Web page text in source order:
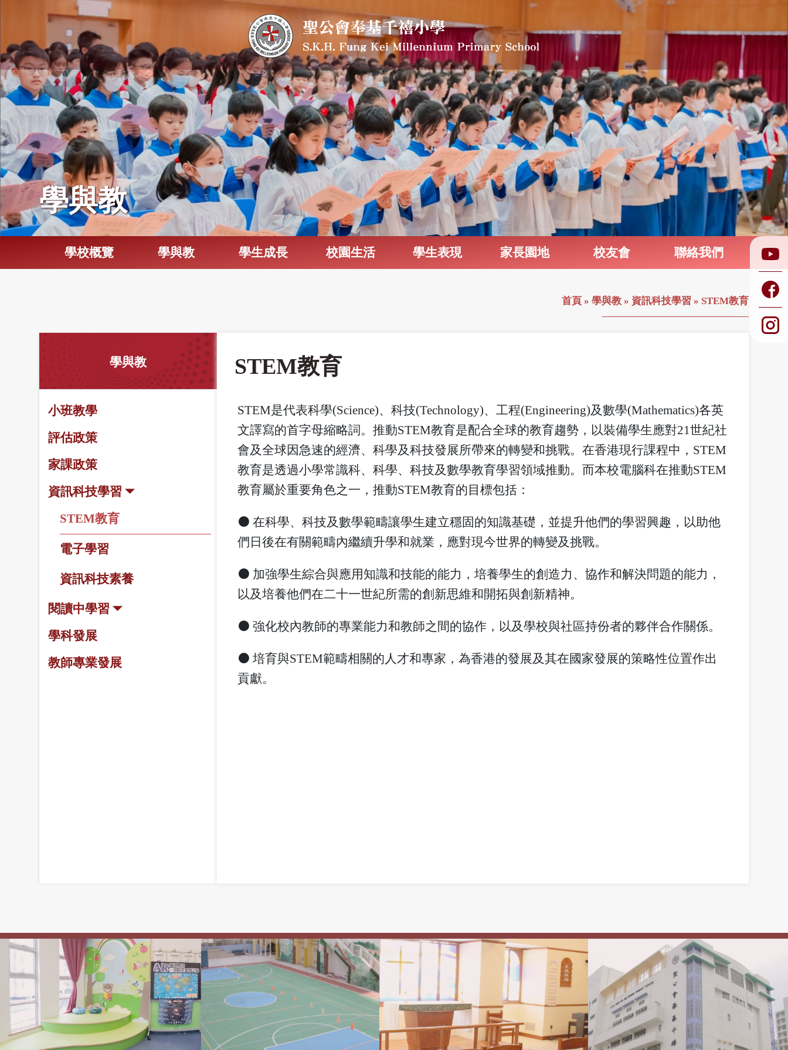
學與教
學校概覽 學與教 學生成長 校園生活 學生表現 家長園地 校友會 聯絡我們
首頁 » 學與教» 資訊科技學習 » STEM教育
學與教
小班教學
評估政策
家課政策
資訊科技學習
STEM教育
電子學習
資訊科技素養
閱讀中學習
學科發展
教師專業發展
STEM教育
STEM是代表科學(Science)、科技(Technology)、工程(Engineering)及數學(Mathematics)各英
文譯寫的首字母縮略詞。推動STEM教育是配合全球的教育趨勢，以裝備學生應對21世紀社
會及全球因急速的經濟、科學及科技發展所帶來的轉變和挑戰。在香港現行課程中，STEM
教育是透過小學常識科、科學、科技及數學教育學習領域推動。而本校電腦科在推動STEM
教育屬於重要角色之一，推動STEM教育的目標包括：
⚫ 在科學、科技及數學範疇讓學生建立穩固的知識基礎，並提升他們的學習興趣，以助他
們日後在有關範疇內繼續升學和就業，應對現今世界的轉變及挑戰。
⚫ 加強學生綜合與應用知識和技能的能力，培養學生的創造力、協作和解決問題的能力，
以及培養他們在二十一世紀所需的創新思維和開拓與創新精神。
⚫ 強化校內教師的專業能力和教師之間的協作，以及學校與社區持份者的夥伴合作關係。
⚫ 培育與STEM範疇相關的人才和專家，為香港的發展及其在國家發展的策略性位置作出
貢獻。